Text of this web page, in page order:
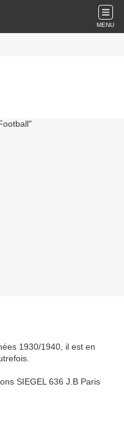
MENU
1930/1940, il est en
SIEGEL 636 J.B Paris